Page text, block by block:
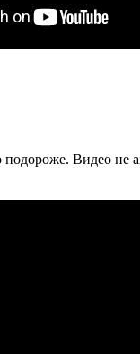
подороже. Видео не